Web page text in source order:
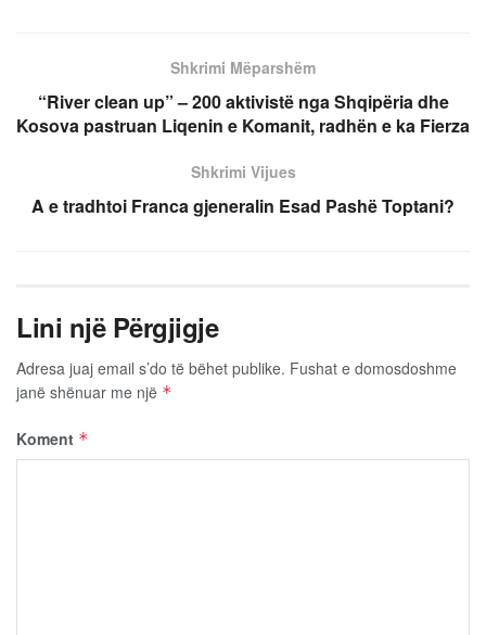
Shkrimi Mëparshëm
“River clean up” – 200 aktivistë nga Shqipëria dhe
Kosova pastruan Liqenin e Komanit, radhën e ka Fierza
Shkrimi Vijues
A e tradhtoi Franca gjeneralin Esad Pashë Toptani?
Lini një Përgjigje
Adresa juaj email s’do të bëhet publike. Fushat e domosdoshme
janë shënuar me një *
Koment *